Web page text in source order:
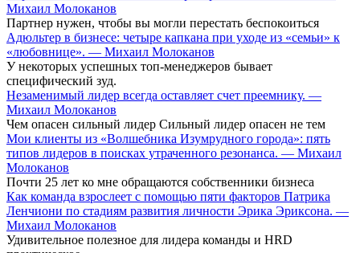
Михаил Молоканов
Партнер нужен, чтобы вы могли перестать беспокоиться
Адюльтер в бизнесе: четыре капкана при уходе из «семьи» к
«любовнице». — Михаил Молоканов
У некоторых успешных топ-менеджеров бывает
специфический зуд.
Незаменимый лидер всегда оставляет счет преемнику. —
Михаил Молоканов
Чем опасен сильный лидер Сильный лидер опасен не тем
Мои клиенты из «Волшебника Изумрудного города»: пять
типов лидеров в поисках утраченного резонанса. — Михаил
Молоканов
Почти 25 лет ко мне обращаются собственники бизнеса
Как команда взрослеет с помощью пяти факторов Патрика
Ленчиони по стадиям развития личности Эрика Эриксона. —
Михаил Молоканов
Удивительное полезное для лидера команды и HRD